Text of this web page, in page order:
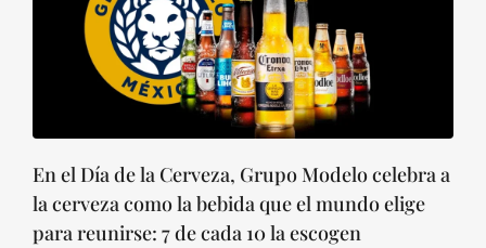
En el Día de la Cerveza, Grupo Modelo celebra a
la cerveza como la bebida que el mundo elige
para reunirse: 7 de cada 10 la escogen